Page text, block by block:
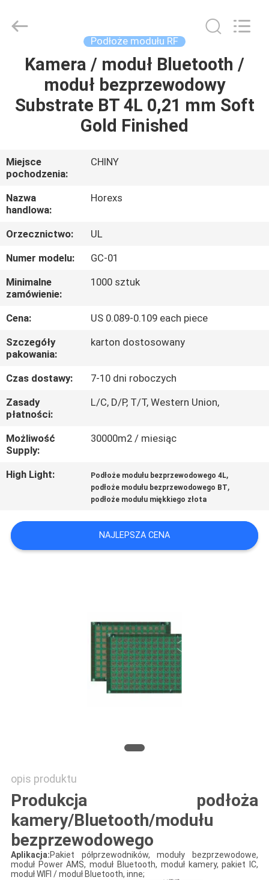
DOM
PRODUKTY
NAS
WYCIECZKA
PO
FABRYCE
KONTROLA
JAKOŚCI
SKONTAKTUJ
SIĘ
Z
NAMI
AKTUALNOŚCI
POPROSIĆ
WYCENĘ
SITEMAP
Co.,Ltd..
Podłoże modułu RF
Kamera / moduł Bluetooth /
moduł bezprzewodowy
Substrate BT 4L 0,21 mm Soft
Gold Finished
Miejsce
pochodzenia:
CHINY
Nazwa
handlowa:
Horexs
Orzecznictwo:
UL
Numer modelu:
GC-01
Minimalne
zamówienie:
1000 sztuk
Cena:
US 0.089-0.109 each piece
Szczegóły
pakowania:
karton dostosowany
Czas dostawy:
7-10 dni roboczych
Zasady
płatności:
L/C, D/P, T/T, Western Union,
Możliwość
Supply:
30000m2 / miesiąc
High Light: Podłoże modułu bezprzewodowego 4L,
podłoże modułu bezprzewodowego BT,
podłoże modułu miękkiego złota
NAJLEPSZA CENA
opis produktu
Produkcja podłoża
kamery/Bluetooth/modułu
bezprzewodowego
Aplikacja:Pakiet półprzewodników, moduły bezprzewodowe,
moduł Power AMS, moduł Bluetooth, moduł kamery, pakiet IC,
moduł WIFI / moduł Bluetooth, inne;